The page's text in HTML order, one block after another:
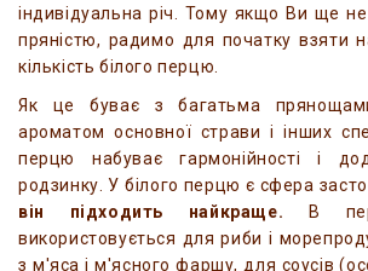
індивідуальна річ. Тому якщо Ви ще
пряністю, радимо для початку взяти
кількість білого перцю.
Як це буває з багатьма
ароматом основної страви і інших
перцю набуває гармонійності і
родзинку. У білого перцю є сфера
він підходить найкраще. В
використовується для риби і
з м'яса і м'ясного фаршу, для соусів